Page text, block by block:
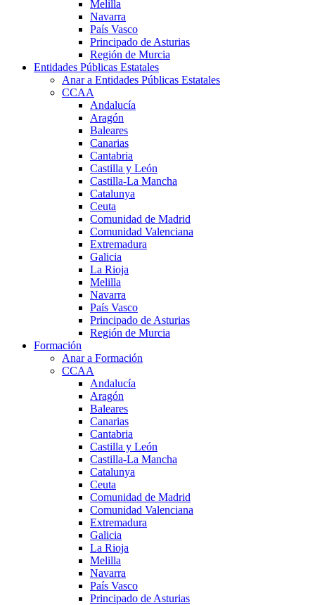
Melilla
Navarra
País Vasco
Principado de Asturias
Región de Murcia
Entidades Públicas Estatales
Anar a Entidades Públicas Estatales
CCAA
Andalucía
Aragón
Baleares
Canarias
Cantabria
Castilla y León
Castilla-La Mancha
Catalunya
Ceuta
Comunidad de Madrid
Comunidad Valenciana
Extremadura
Galicia
La Rioja
Melilla
Navarra
País Vasco
Principado de Asturias
Región de Murcia
Formación
Anar a Formación
CCAA
Andalucía
Aragón
Baleares
Canarias
Cantabria
Castilla y León
Castilla-La Mancha
Catalunya
Ceuta
Comunidad de Madrid
Comunidad Valenciana
Extremadura
Galicia
La Rioja
Melilla
Navarra
País Vasco
Principado de Asturias